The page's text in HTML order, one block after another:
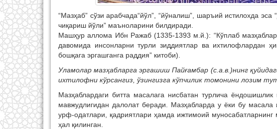
“Мазҳаб” сўзи арабчада“йўл”, “йўналиш”, шаръий истилохда
чиқариш йўли” маъноларини билдиради.
Машҳур аллома Ибн Ражаб (1335-1393 м.й.): “Кўплаб мазҳаблар
давомида инсонларни турли зиддиятлар ва ихтилофлардан
бошқага эргашганга раддия” китоби).
Уламолар мазҳабларга эргашиш Пайғамбар (с.а.в.)нинг
ихтилофни кўрсангиз, ўзингизга кўпчилик томонини лозим
Мазҳаблардаги битта масалага нисбатан турлича
мавжудлигидан далолат беради. Мазҳабларда у ёки бу
урф-одатлари, қадриятлари ҳамда ижтимоий
ҳал қилинган.